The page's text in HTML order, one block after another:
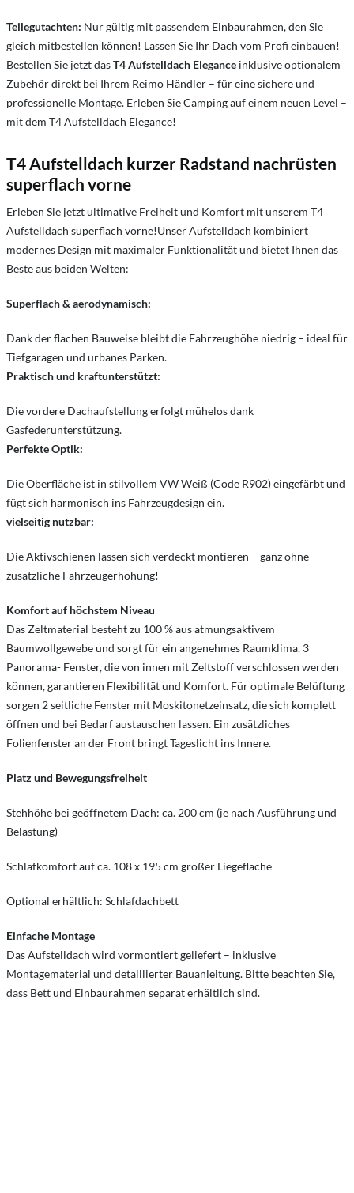
Teilegutachten: Nur gültig mit passendem Einbaurahmen, den Sie
gleich mitbestellen können! Lassen Sie Ihr Dach vom Profi einbauen!
Bestellen Sie jetzt dasT4 Aufstelldach Elegance inklusive optionalem
Zubehör direkt bei Ihrem Reimo Händler – für eine sichere und
professionelle Montage. Erleben Sie Camping auf einem neuen Level –
mit dem T4 Aufstelldach Elegance!
T4 Aufstelldach kurzer Radstand nachrüsten
superflach vorne
Erleben Sie jetzt ultimative Freiheit und Komfort mit unserem T4
Aufstelldach superflach vorne!Unser Aufstelldach kombiniert
modernes Design mit maximaler Funktionalität und bietet Ihnen das
Beste aus beiden Welten:
Superflach & aerodynamisch:
Dank der flachen Bauweise bleibt die Fahrzeughöhe niedrig – ideal für
Tiefgaragen und urbanes Parken.
Praktisch und kraftunterstützt:
Die vordere Dachaufstellung erfolgt mühelos dank
Gasfederunterstützung.
Perfekte Optik:
Die Oberfläche ist in stilvollem VW Weiß (Code R902) eingefärbt und
fügt sich harmonisch ins Fahrzeugdesign ein.
vielseitig nutzbar:
Die Aktivschienen lassen sich verdeckt montieren – ganz ohne
zusätzliche Fahrzeugerhöhung!
Komfort auf höchstem Niveau
Das Zeltmaterial besteht zu 100 % aus atmungsaktivem
Baumwollgewebe und sorgt für ein angenehmes Raumklima. 3
Panorama- Fenster, die von innen mit Zeltstoff verschlossen werden
können, garantieren Flexibilität und Komfort. Für optimale Belüftung
sorgen 2 seitliche Fenster mit Moskitonetzeinsatz, die sich komplett
öffnen und bei Bedarf austauschen lassen. Ein zusätzliches
Folienfenster an der Front bringt Tageslicht ins Innere.
Platz und Bewegungsfreiheit
Stehhöhe bei geöffnetem Dach: ca. 200 cm (je nach Ausführung und
Belastung)
Schlafkomfort auf ca. 108 x 195 cm großer Liegefläche
Optional erhältlich: Schlafdachbett
Einfache Montage
Das Aufstelldach wird vormontiert geliefert – inklusive
Montagematerial und detaillierter Bauanleitung. Bitte beachten Sie,
dass Bett und Einbaurahmen separat erhältlich sind.